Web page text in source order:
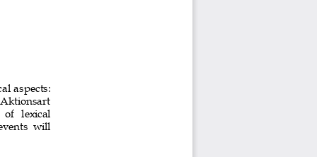
aspects:
Aktionsart
of   lexical
ts  will